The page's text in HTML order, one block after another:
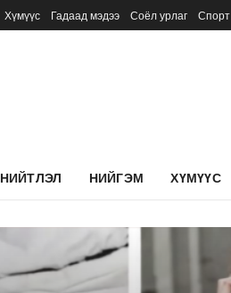
Хүмүүс Гадаад мэдээ Соёл урлаг Спорт
НИЙТЛЭЛ НИЙГЭМ ХҮМҮҮС